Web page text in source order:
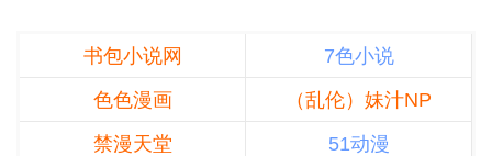
书包小说网
7色小说
色色漫画
（乱伦）妹汁NP
禁漫天堂
51动漫